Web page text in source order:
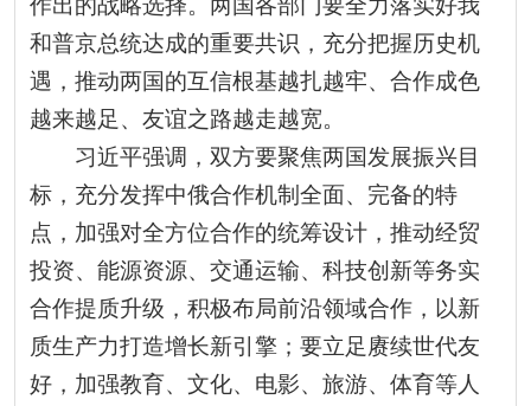
作出的战略选择。两国各部门要全力落实好我
和普京总统达成的重要共识，充分把握历史机
遇，推动两国的互信根基越扎越牢、合作成色
越来越足、友谊之路越走越宽。
习近平强调，双方要聚焦两国发展振兴目
标，充分发挥中俄合作机制全面、完备的特
点，加强对全方位合作的统筹设计，推动经贸
投资、能源资源、交通运输、科技创新等务实
合作提质升级，积极布局前沿领域合作，以新
质生产力打造增长新引擎；要立足赓续世代友
好，加强教育、文化、电影、旅游、体育等人